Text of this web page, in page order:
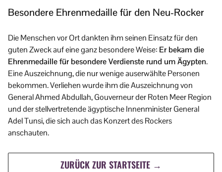
Besondere Ehrenmedaille für den Neu-Rocker
Die Menschen vor Ort dankten ihm seinen Einsatz für den
guten Zweck auf eine ganz besondere Weise: Er bekam die
Ehrenmedaille für besondere Verdienste rund um Ägypten.
Eine Auszeichnung, die nur wenige auserwählte Personen
bekommen. Verliehen wurde ihm die Auszeichnung von
General Ahmed Abdullah, Gouverneur der Roten Meer Region
und der stellvertretende ägyptische Innenminister General
Adel Tunsi, die sich auch das Konzert des Rockers
anschauten.
ZURÜCK ZUR STARTSEITE →